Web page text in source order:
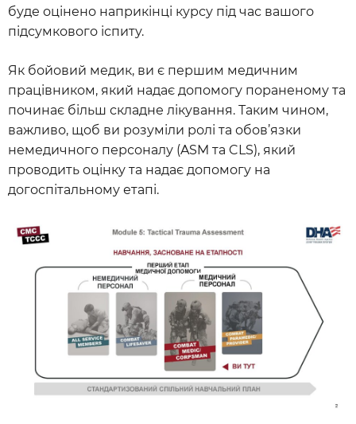
буде оцінено наприкінці курсу під час вашого
підсумкового іспиту.
Як бойовий медик, ви є першим медичним
працівником, який надає допомогу пораненому та
починає більш складне лікування. Таким чином,
важливо, щоб ви розуміли ролі та обов’язки
немедичного персоналу (ASM та CLS), який
проводить оцінку та надає допомогу на
догоспітальному етапі.